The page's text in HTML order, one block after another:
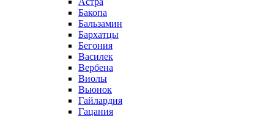
Бакопа
Бальзамин
Бархатцы
Бегония
Василек
Вербена
Виолы
Вьюнок
Гайлардия
Гацания